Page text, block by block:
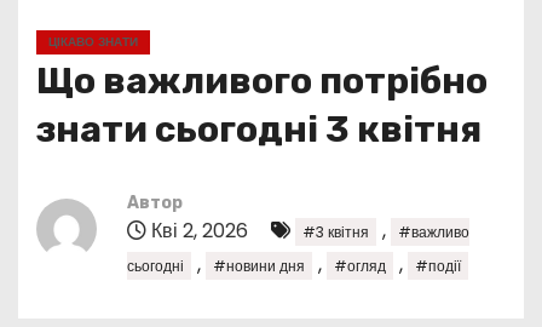
ЦІКАВО ЗНАТИ
Що важливого потрібно
знати сьогодні 3 квітня
Автор
Кві 2, 2026 #3 квітня ,
#важливо
сьогодні
, #новини дня , #огляд , #події